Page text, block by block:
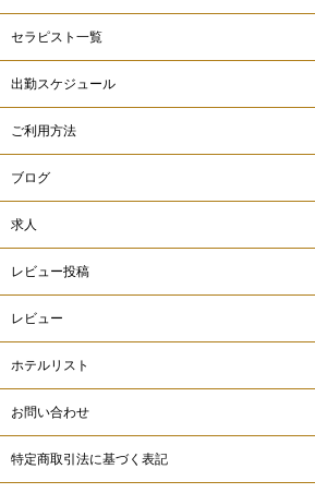
セラピスト一覧
出勤スケジュール
ご利用方法
ブログ
求人
レビュー投稿
レビュー
ホテルリスト
お問い合わせ
特定商取引法に基づく表記